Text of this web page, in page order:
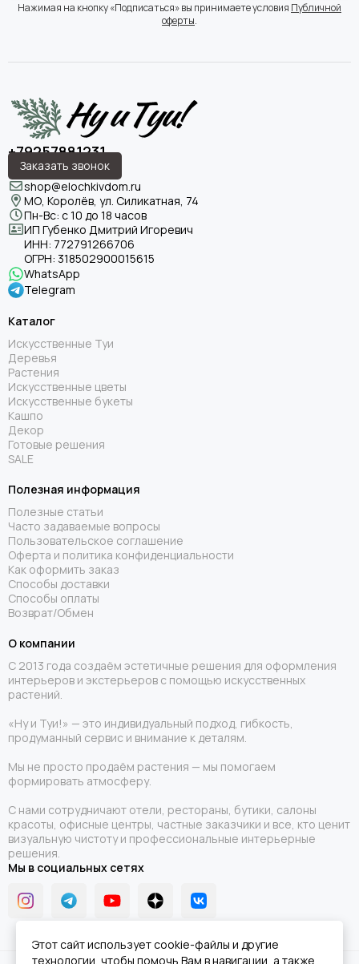
Нажимая на кнопку «Подписаться» вы принимаете условия Публичной
оферты.
+79257881231
Заказать звонок
shop@elochkivdom.ru
МО, Королёв, ул. Силикатная, 74
Пн-Вс: с 10 до 18 часов
ИП Губенко Дмитрий Игоревич
ИНН: 772791266706
ОГРН: 318502900015615
WhatsApp
Telegram
Каталог
Искусственные Туи
Деревья
Растения
Искусственные цветы
Искусственные букеты
Кашпо
Декор
Готовые решения
SALE
Полезная информация
Полезные статьи
Часто задаваемые вопросы
Пользовательское соглашение
Оферта и политика конфиденциальности
Как оформить заказ
Способы доставки
Способы оплаты
Возврат/Обмен
О компании
С 2013 года создаём эстетичные решения для оформления
интерьеров и экстерьеров с помощью искусственных
растений.
«Ну и Туи!» — это индивидуальный подход, гибкость,
продуманный сервис и внимание к деталям.
Мы не просто продаём растения — мы помогаем
формировать атмосферу.
С нами сотрудничают отели, рестораны, бутики, салоны
красоты, офисные центры, частные заказчики и все, кто ценит
визуальную чистоту и профессиональные интерьерные
решения.
Мы в социальных сетях
Этот сайт использует cookie-файлы и другие
технологии, чтобы помочь Вам в навигации, а также